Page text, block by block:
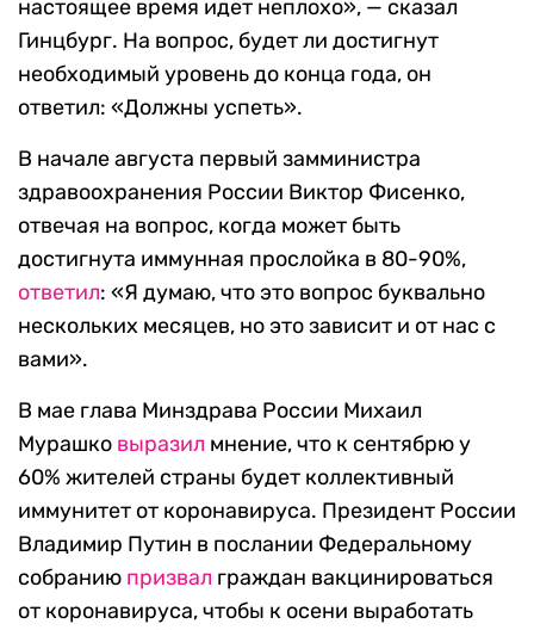
настоящее время идет неплохо», — сказал
Гинцбург. На вопрос, будет ли достигнут
необходимый уровень до конца года, он
ответил: «Должны успеть».
В начале августа первый замминистра
здравоохранения России Виктор Фисенко,
отвечая на вопрос, когда может быть
достигнута иммунная прослойка в 80-90%,
ответил: «Я думаю, что это вопрос буквально
нескольких месяцев, но это зависит и от нас с
вами».
В мае глава Минздрава России Михаил
Мурашко выразил мнение, что к сентябрю у
60% жителей страны будет коллективный
иммунитет от коронавируса. Президент России
Владимир Путин в послании Федеральному
собранию призвал граждан вакцинироваться
от коронавируса, чтобы к осени выработать